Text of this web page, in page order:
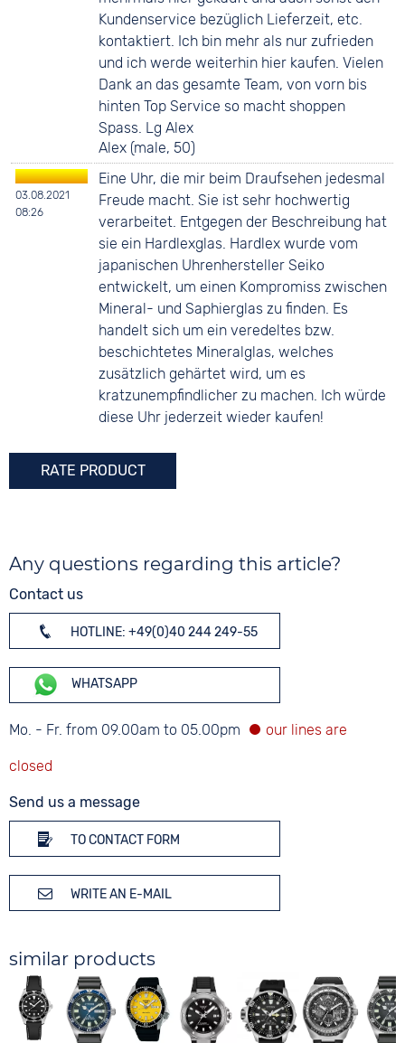
Kundenservice bezüglich Lieferzeit, etc.
kontaktiert. Ich bin mehr als nur zufrieden
und ich werde weiterhin hier kaufen. Vielen
Dank an das gesamte Team, von vorn bis
hinten Top Service so macht shoppen
Spass. Lg Alex
Alex (male, 50)
03.08.2021
08:26
Eine Uhr, die mir beim Draufsehen jedesmal
Freude macht. Sie ist sehr hochwertig
verarbeitet. Entgegen der Beschreibung hat
sie ein Hardlexglas. Hardlex wurde vom
japanischen Uhrenhersteller Seiko
entwickelt, um einen Kompromiss zwischen
Mineral- und Saphierglas zu finden. Es
handelt sich um ein veredeltes bzw.
beschichtetes Mineralglas, welches
zusätzlich gehärtet wird, um es
kratzunempfindlicher zu machen. Ich würde
diese Uhr jederzeit wieder kaufen!
RATE PRODUCT
Any questions regarding this article?
Contact us
HOTLINE: +49(0)40 244 249-55
WHATSAPP
Mo. - Fr. from 09.00am to 05.00pm
Send us a message
TO CONTACT FORM
WRITE AN E-MAIL
similar products